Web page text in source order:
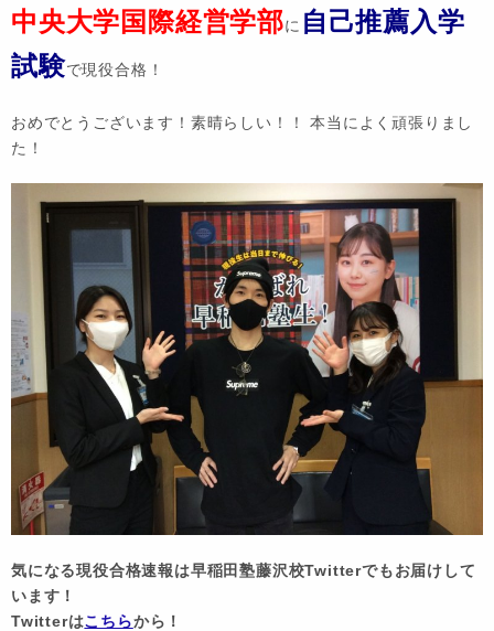
中央大学国際経営学部に 自己推薦入学
試験で現役合格！
おめでとうございます！素晴らしい！！ 本当によく頑張りまし
た！
気になる現役合格速報は早稲田塾藤沢校Twitterでもお届けして
います！
Twitterはこちらから！